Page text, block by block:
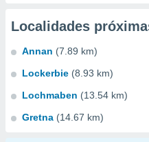
Localidades
Annan (7.89 km)
Lockerbie (8.93 km)
Lochmaben (13.54 km)
Gretna (14.67 km)